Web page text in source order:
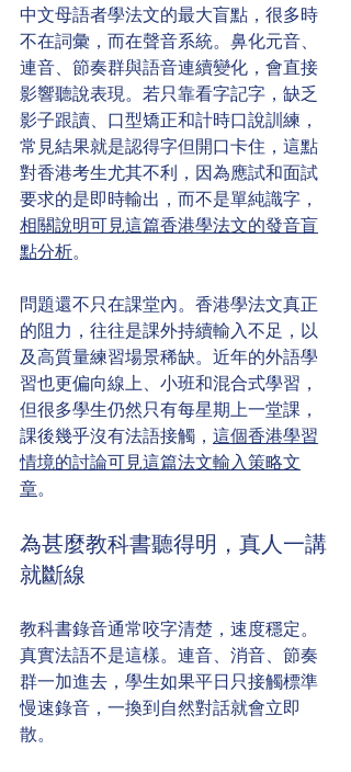
中文母語者學法文的最大盲點，很多時
不在詞彙，而在聲音系統。鼻化元音、
連音、節奏群與語音連續變化，會直接
影響聽說表現。若只靠看字記字，缺乏
影子跟讀、口型矯正和計時口說訓練，
常見結果就是認得字但開口卡住，這點
對香港考生尤其不利，因為應試和面試
要求的是即時輸出，而不是單純識字，
相關說明可見這篇香港學法文的發音盲
點分析。
問題還不只在課堂內。香港學法文真正
的阻力，往往是課外持續輸入不足，以
及高質量練習場景稀缺。近年的外語學
習也更偏向線上、小班和混合式學習，
但很多學生仍然只有每星期上一堂課，
課後幾乎沒有法語接觸， 這個香港學習
情境的討論可見這篇法文輸入策略文
章。
為甚麼教科書聽得明，真人一講
就斷線
教科書錄音通常咬字清楚，速度穩定。
真實法語不是這樣。連音、消音、節奏
群一加進去，學生如果平日只接觸標準
慢速錄音，一換到自然對話就會立即
散。